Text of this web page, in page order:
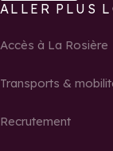
ALLER PLUS
Accès à La Rosière
Transports &
Recrutement